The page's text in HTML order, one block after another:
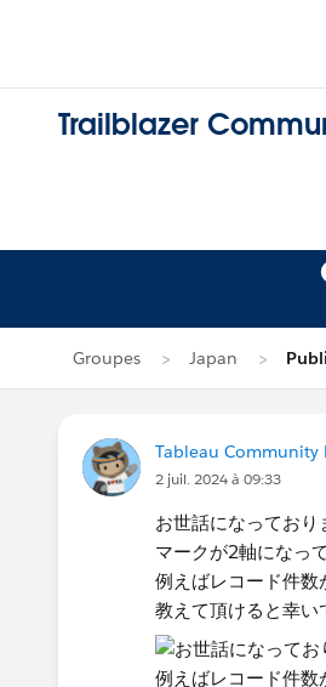
Trailblazer
Groupes Japan
Tableau Community
2 juil. 2024 à 09:33
お世話になっており
マークが2軸になっ
例えばレコード件数
教えて頂けると幸い